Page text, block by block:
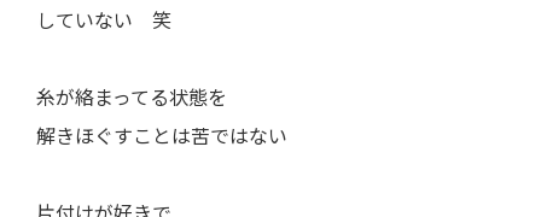
していない 笑
糸が絡まってる状態を
解きほぐすことは苦ではない